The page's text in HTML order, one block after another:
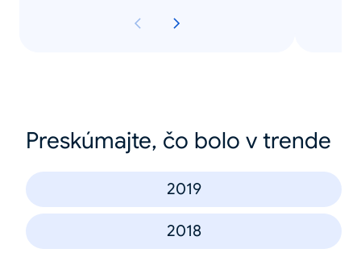
Preskúmajte, čo bolo v trende
2019
2018